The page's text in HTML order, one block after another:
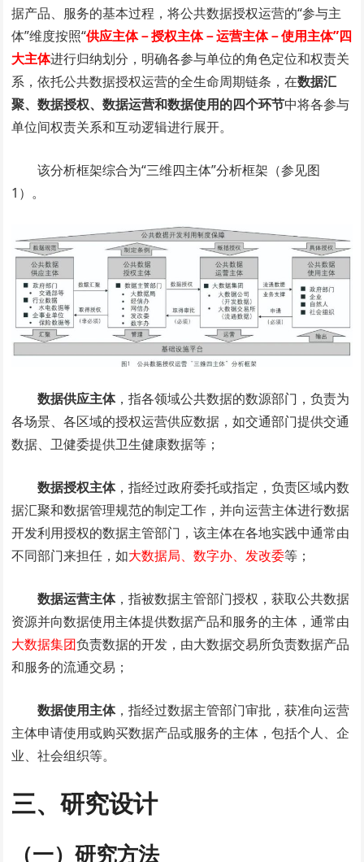
据产品、服务的基本过程，将公共数据授权运营的“参与主
体”维度按照“供应主体－授权主体－运营主体－使用主体”四
大主体进行归纳划分，明确各参与单位的角色定位和权责关
系，依托公共数据授权运营的全生命周期链条，在数据汇
聚、数据授权、数据运营和数据使用的四个环节中将各参与
单位间权责关系和互动逻辑进行展开。
该分析框架综合为“三维四主体”分析框架（参见图
1）。
数据供应主体，指各领域公共数据的数源部门，负责为
各场景、各区域的授权运营供应数据，如交通部门提供交通
数据、卫健委提供卫生健康数据等；
数据授权主体，指经过政府委托或指定，负责区域内数
据汇聚和数据管理规范的制定工作，并向运营主体进行数据
开发利用授权的数据主管部门，该主体在各地实践中通常由
不同部门来担任，如大数据局、数字办、发改委等；
数据运营主体，指被数据主管部门授权，获取公共数据
资源并向数据使用主体提供数据产品和服务的主体，通常由
大数据集团负责数据的开发，由大数据交易所负责数据产品
和服务的流通交易；
数据使用主体，指经过数据主管部门审批，获准向运营
主体申请使用或购买数据产品或服务的主体，包括个人、企
业、社会组织等。
三、研究设计
（一）研究方法